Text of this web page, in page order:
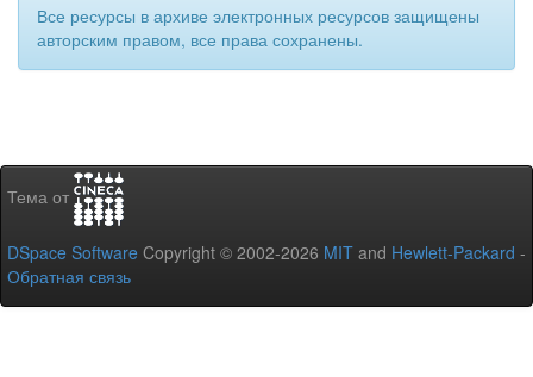
Все ресурсы в архиве электронных ресурсов защищены
авторским правом, все права сохранены.
Тема от
DSpace Software Copyright © 2002-2026 MIT and Hewlett-Packard -
Обратная связь